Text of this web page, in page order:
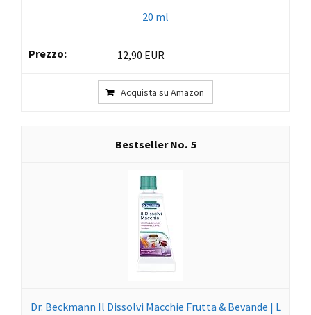
20 ml
12,90 EUR
Acquista su Amazon
5
Dr. Beckmann Il Dissolvi Macchie Frutta & Bevande | L